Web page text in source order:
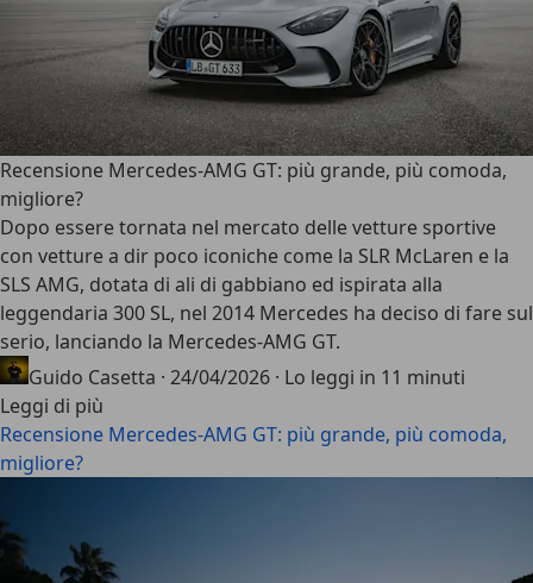
Recensione Mercedes-AMG GT: più grande, più comoda,
migliore?
Dopo essere tornata nel mercato delle vetture sportive
con vetture a dir poco iconiche come la SLR McLaren e la
SLS AMG, dotata di ali di gabbiano ed ispirata alla
leggendaria 300 SL, nel 2014 Mercedes ha deciso di fare sul
serio, lanciando la Mercedes-AMG GT.
Guido Casetta · 24/04/2026 · Lo leggi in 11 minuti
Leggi di più
Recensione Mercedes-AMG GT: più grande, più comoda,
migliore?